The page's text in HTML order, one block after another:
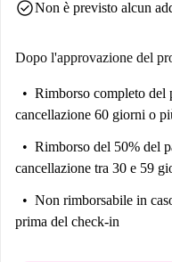
check_circleNon è previsto alcun
Dopo l'approvazione del
Rimborso completo del
cancellazione 60 giorni o
Rimborso del 50% del
cancellazione tra 30 e 59
Non rimborsabile in
prima del check-in